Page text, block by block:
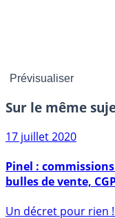
Sur le même sujet
17 juillet 2020
bulles de vente,